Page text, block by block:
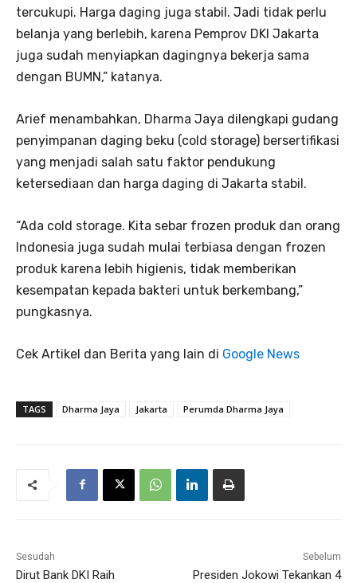
tercukupi. Harga daging juga stabil. Jadi tidak perlu
belanja yang berlebih, karena Pemprov DKI Jakarta
juga sudah menyiapkan dagingnya bekerja sama
dengan BUMN,” katanya.
Arief menambahkan, Dharma Jaya dilengkapi gudang
penyimpanan daging beku (cold storage) bersertifikasi
yang menjadi salah satu faktor pendukung
ketersediaan dan harga daging di Jakarta stabil.
“Ada cold storage. Kita sebar frozen produk dan orang
Indonesia juga sudah mulai terbiasa dengan frozen
produk karena lebih higienis, tidak memberikan
kesempatan kepada bakteri untuk berkembang,”
pungkasnya.
Cek Artikel dan Berita yang lain di Google News
TAGS Dharma Jaya Jakarta Perumda Dharma Jaya
Sesudah
Dirut Bank DKI Raih
Sebelum
Presiden Jokowi Tekankan 4